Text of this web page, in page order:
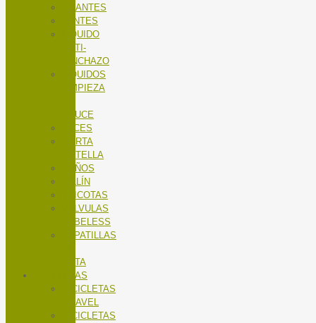
GUANTES
LENTES
LÍQUIDO
ANTI-
PINCHAZO
LÍQUIDOS
LIMPIEZA
SAUCE
LUCES
PORTA
BOTELLA
PUÑOS
SILLÍN
TRICOTAS
VALVULAS
TUBELESS
ZAPATILLAS
RUTA
BICICLETAS
BICICLETAS
GRAVEL
BICICLETAS